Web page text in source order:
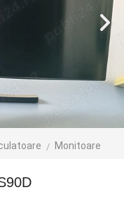
Monitoare